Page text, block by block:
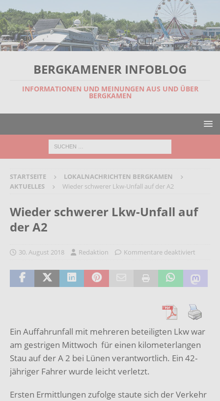
BERGKAMENER INFOBLOG
INFORMATIONEN UND MEINUNGEN AUS UND ÜBER
BERGKAMEN
STARTSEITE
LOKALNACHRICHTEN BERGKAMEN
AKTUELLES
Wieder schwerer Lkw-Unfall auf der A2
Wieder schwerer Lkw-Unfall auf
der A2
30. August 2018 Redaktion Kommentare deaktiviert
Ein Auffahrunfall mit mehreren beteiligten Lkw war
am gestrigen Mittwoch für einen kilometerlangen
Stau auf der A 2 bei Lünen verantwortlich. Ein 42-
jähriger Fahrer wurde leicht verletzt.
Ersten Ermittlungen zufolge staute sich der Verkehr